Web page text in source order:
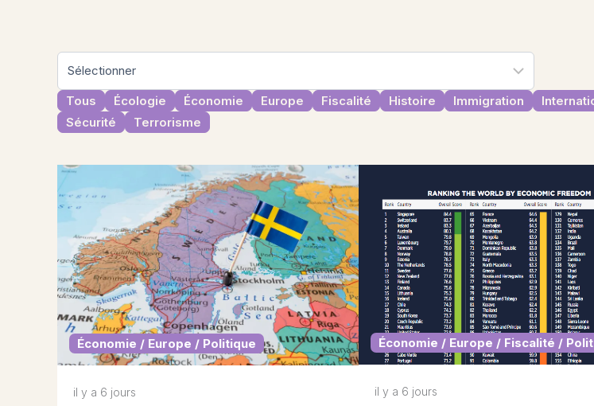
Tous Écologie Économie Europe Fiscalité Histoire Immigration
Sécurité
Terrorisme
Économie / Europe / Politique
il y a 6 jours
Économie / Europe / Fiscalité /
il y a 6 jours